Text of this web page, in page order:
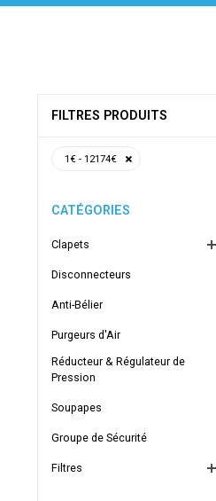
FILTRES PRODUITS
1€ - 12174€
CATÉGORIES
Clapets
Disconnecteurs
Anti-Bélier
Purgeurs d'Air
Réducteur & Régulateur de
Pression
Soupapes
Groupe de Sécurité
Filtres